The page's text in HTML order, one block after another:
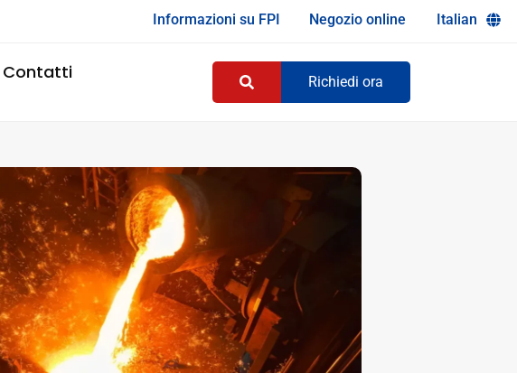
Informazioni su FPI Negozio online Italian
Contatti Richiedi ora